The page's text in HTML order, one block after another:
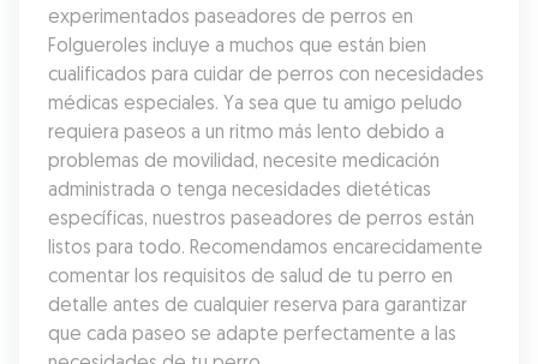
experimentados paseadores de perros en
Folgueroles incluye a muchos que están bien
cualificados para cuidar de perros con necesidades
médicas especiales. Ya sea que tu amigo peludo
requiera paseos a un ritmo más lento debido a
problemas de movilidad, necesite medicación
administrada o tenga necesidades dietéticas
específicas, nuestros paseadores de perros están
listos para todo. Recomendamos encarecidamente
comentar los requisitos de salud de tu perro en
detalle antes de cualquier reserva para garantizar
que cada paseo se adapte perfectamente a las